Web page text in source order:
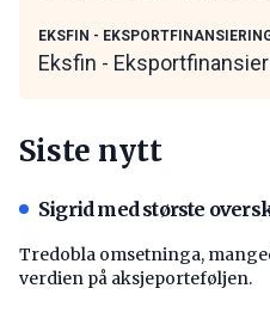
EKSFIN -
Eksfin -
Siste nytt
Sigrid med største
Tredobla omsetninga,
verdien på aksjeporteføljen.